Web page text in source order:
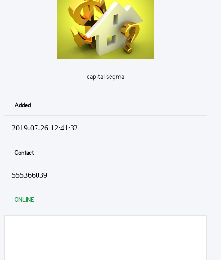
capital segma
Added
2019-07-26 12:41:32
Contact
555366039
ONLINE